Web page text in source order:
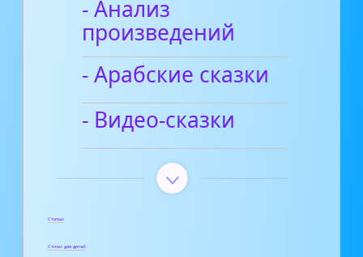
- Анализ
произведений
- Арабские сказки
- Видео-сказки
Статьи
Стихи для детей